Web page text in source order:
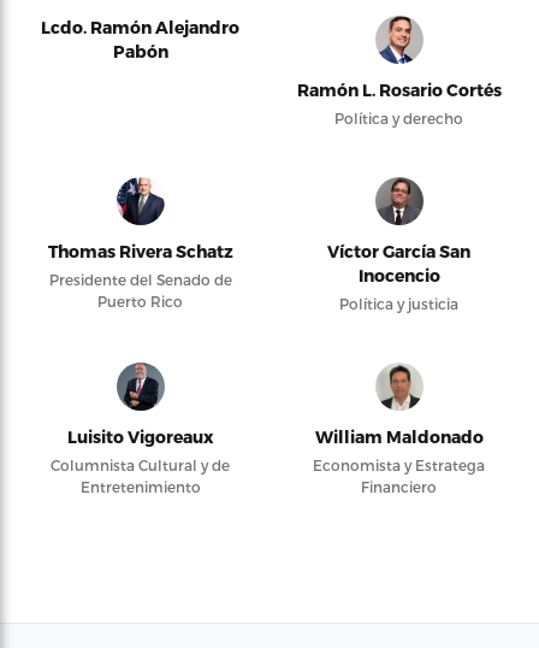
Lcdo. Ramón Alejandro
Pabón
Ramón L. Rosario Cortés
Política y derecho
Thomas Rivera Schatz
Presidente del Senado de
Puerto Rico
Víctor García San
Inocencio
Política y justicia
Luisito Vigoreaux
Columnista Cultural y de
Entretenimiento
William Maldonado
Economista y Estratega
Financiero